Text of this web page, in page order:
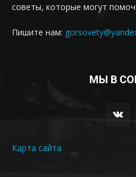
советы, которые могут
Пишите нам:
МЫ В
Карта сайта